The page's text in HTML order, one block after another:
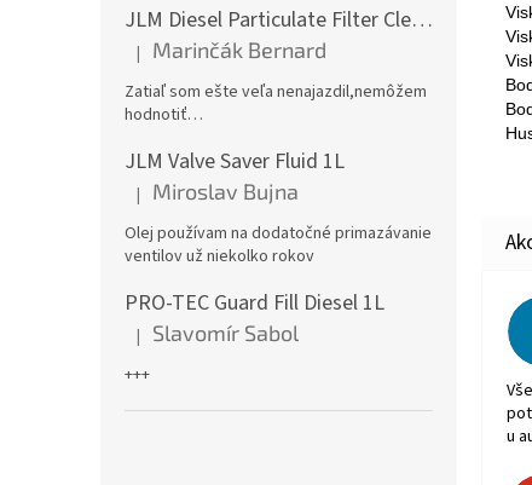
JLM Diesel Particulate Filter Cleaner 375ml - čistič DPF
Hodnotenie produktu je 5 z 5 hviezdičiek.
| Marinčák Bernard
Zatiaľ som ešte veľa nenajazdil,nemôžem
hodnotiť…
JLM Valve Saver Fluid 1L
Hodnotenie produktu je 5 z 5 hviezdičiek.
| Miroslav Bujna
Olej používam na dodatočné primazávanie
ventilov už niekolko rokov
PRO-TEC Guard Fill Diesel 1L
Hodnotenie produktu je 5 z 5 hviezdičiek.
| Slavomír Sabol
+++
u